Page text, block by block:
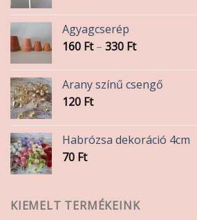
Agyagcserép
160 Ft – 330 FtÁrtartomány:
-
330 Ft
Arany színű csengő
120 Ft
Habrózsa dekoráció 4cm
70 Ft
KIEMELT TERMÉKEINK